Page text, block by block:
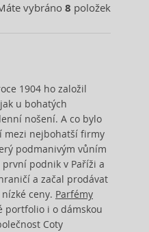
vybráno 8 položek
1904 ho založil
u bohatých
nošení. A co bylo
mezi nejbohatší firmy
podmanivým vůním
podnik v Paříži a
a začal prodávat
ceny. Parfémy
portfolio i o dámskou
Coty